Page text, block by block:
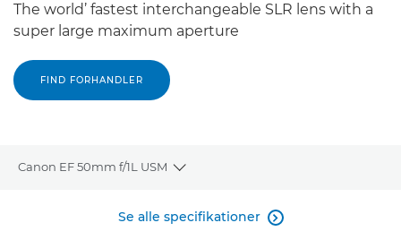
The world’ fastest interchangeable SLR lens with a
super large maximum aperture
FIND FORHANDLER
Canon EF 50mm f/1L USM
Toggle breadcrumbs
Se alle specifikationer 